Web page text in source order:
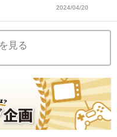
2024/04/20
見る